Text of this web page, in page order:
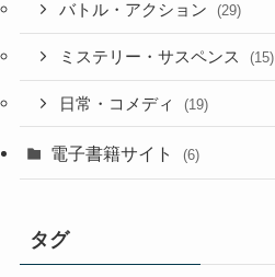
バトル・アクション (29)
ミステリー・サスペンス (15)
日常・コメディ (19)
電子書籍サイト (6)
タグ